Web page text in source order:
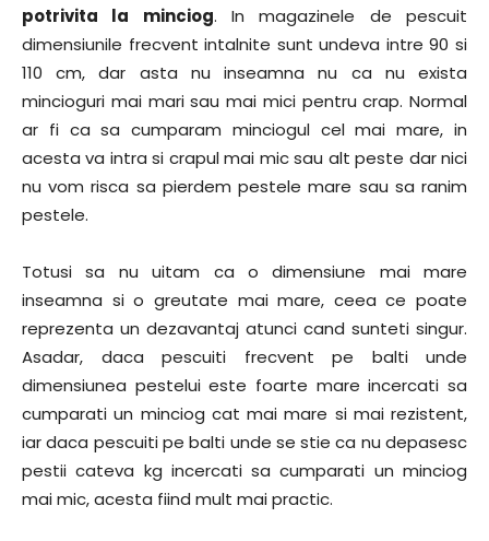
potrivita la minciog. In magazinele de pescuit
dimensiunile frecvent intalnite sunt undeva intre 90 si
110 cm, dar asta nu inseamna nu ca nu exista
mincioguri mai mari sau mai mici pentru crap. Normal
ar fi ca sa cumparam minciogul cel mai mare, in
acesta va intra si crapul mai mic sau alt peste dar nici
nu vom risca sa pierdem pestele mare sau sa ranim
pestele.
Totusi sa nu uitam ca o dimensiune mai mare
inseamna si o greutate mai mare, ceea ce poate
reprezenta un dezavantaj atunci cand sunteti singur.
Asadar, daca pescuiti frecvent pe balti unde
dimensiunea pestelui este foarte mare incercati sa
cumparati un minciog cat mai mare si mai rezistent,
iar daca pescuiti pe balti unde se stie ca nu depasesc
pestii cateva kg incercati sa cumparati un minciog
mai mic, acesta fiind mult mai practic.